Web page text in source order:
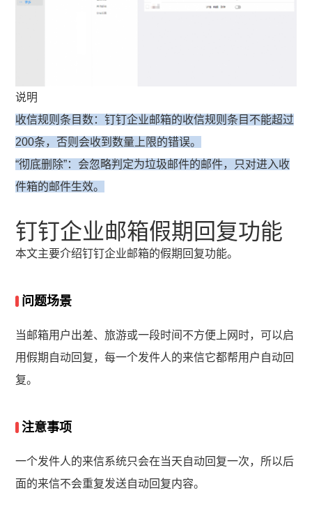
说明
收信规则条目数：钉钉企业邮箱的收信规则条目不能超过
200条，否则会收到数量上限的错误。
“彻底删除”：会忽略判定为垃圾邮件的邮件，只对进入收
件箱的邮件生效。
钉钉企业邮箱假期回复功能
本文主要介绍钉钉企业邮箱的假期回复功能。
问题场景
当邮箱用户出差、旅游或一段时间不方便上网时，可以启
用假期自动回复，每一个发件人的来信它都帮用户自动回
复。
注意事项
一个发件人的来信系统只会在当天自动回复一次，所以后
面的来信不会重复发送自动回复内容。